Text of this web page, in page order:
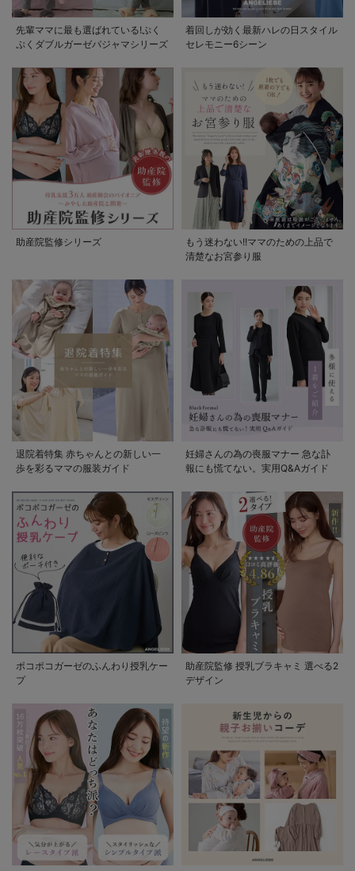
先輩ママに最も選ばれている!ぷく
ぷくダブルガーゼパジャマシリーズ
着回しが効く最新ハレの日スタイル
セレモニー6シーン
助産院監修シリーズ
もう迷わない!!ママのための上品で
清楚なお宮参り服
退院着特集 赤ちゃんとの新しい一
歩を彩るママの服装ガイド
妊婦さんの為の喪服マナー 急な訃
報にも慌てない。実用Q&Aガイド
ポコポコガーゼのふんわり授乳ケー
プ
助産院監修 授乳ブラキャミ 選べる2
デザイン